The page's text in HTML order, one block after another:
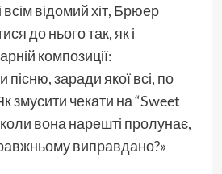
відомий хіт, Брюер
до нього так, як і
композиції:
пісню, заради якої всі, по
змусити чекати на “Sweet
вона нарешті пролунає,
виправдано?»